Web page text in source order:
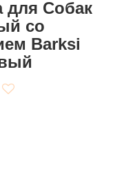
для Собак
со
Barksi